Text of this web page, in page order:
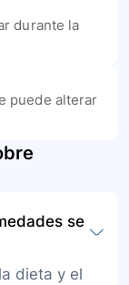
durante la
puede alterar
se
dieta y el